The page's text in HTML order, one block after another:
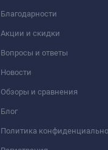
Благодарности
Акции и скидки
Вопросы и ответы
Новости
Обзоры и сравнения
Блог
Политика